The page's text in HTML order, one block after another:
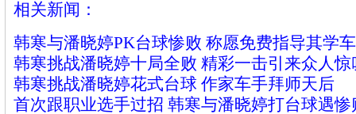
相关新闻：
韩寒与潘晓婷PK台球惨败 称愿免费指导其学车
韩寒挑战潘晓婷十局全败 精彩一击引来众人惊
韩寒挑战潘晓婷花式台球 作家车手拜师天后
首次跟职业选手过招 韩寒与潘晓婷打台球遇惨